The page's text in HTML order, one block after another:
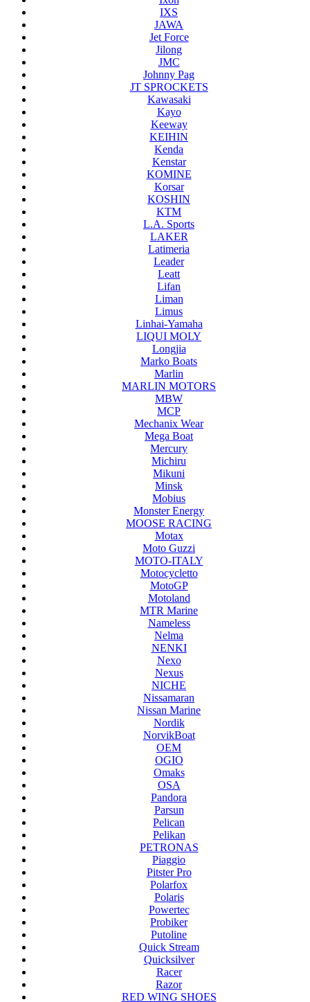
IXS
JAWA
Jet Force
Jilong
JMC
Johnny Pag
JT SPROCKETS
Kawasaki
Kayo
Keeway
KEIHIN
Kenda
Kenstar
KOMINE
Korsar
KOSHIN
KTM
L.A. Sports
LAKER
Latimeria
Leader
Leatt
Lifan
Liman
Limus
Linhai-Yamaha
LIQUI MOLY
Longjia
Marko Boats
Marlin
MARLIN MOTORS
MBW
MCP
Mechanix Wear
Mega Boat
Mercury
Michiru
Mikuni
Minsk
Mobius
Monster Energy
MOOSE RACING
Motax
Moto Guzzi
MOTO-ITALY
Motocycletto
MotoGP
Motoland
MTR Marine
Nameless
Nelma
NENKI
Nexo
Nexus
NICHE
Nissamaran
Nissan Marine
Nordik
NorvikBoat
OEM
OGIO
Omaks
OSA
Pandora
Parsun
Pelican
Pelikan
PETRONAS
Piaggio
Pitster Pro
Polarfox
Polaris
Powertec
Probiker
Putoline
Quick Stream
Quicksilver
Racer
Razor
RED WING SHOES